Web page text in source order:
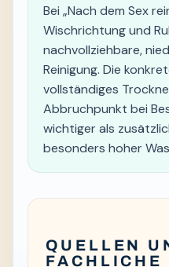
Bei „Nach dem Sex
Wischrichtung und
nachvollziehbare,
Reinigung. Die
vollständiges
Abbruchpunkt bei
wichtiger als
besonders hoher
QUELLEN
FACHLICHE